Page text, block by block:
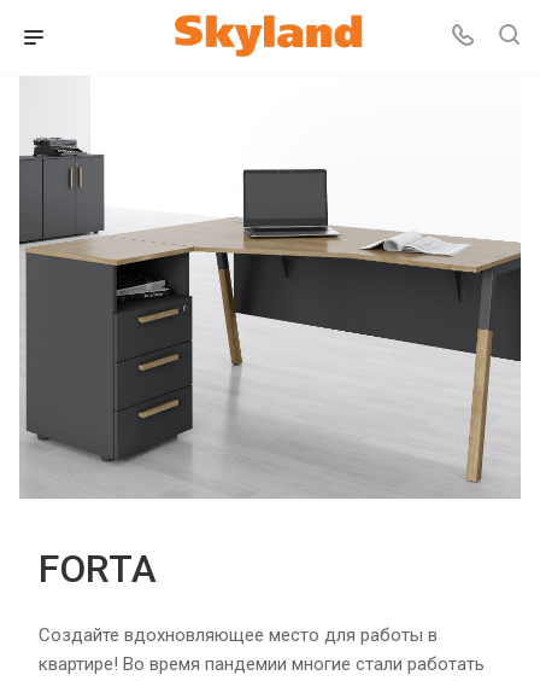
FORTA
Создайте вдохновляющее место для работы в
квартире! Во время пандемии многие стали работать